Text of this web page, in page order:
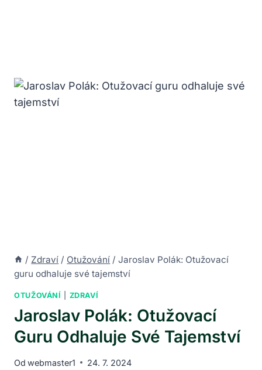
/ Zdraví / Otužování / Jaroslav Polák: Otužovací
guru odhaluje své tajemství
OTUŽOVÁNÍ ZDRAVÍ
Jaroslav Polák: Otužovací
Guru Odhaluje Své Tajemství
Od webmaster1 24. 7. 2024